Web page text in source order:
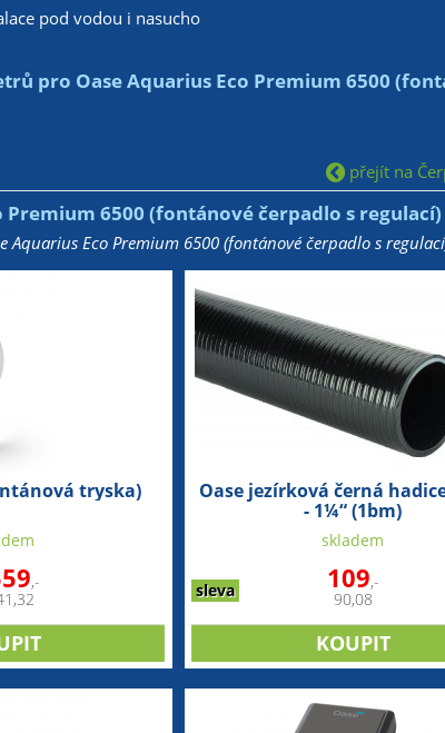
pod vodou i nasucho
pro Oase Aquarius Eco Premium 6500
přejít na
Premium 6500 (fontánové čerpadlo s regulací)
Aquarius Eco Premium 6500 (fontánové čerpadlo s
tryska)
,-
Oase jezírková černá
- 1¼“ (1bm)
sleva
skladem
109,-
90,08